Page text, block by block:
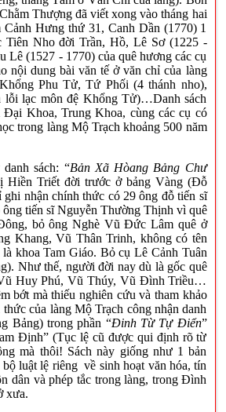
Thượng đã viết xong vào tháng hai
Cảnh Hưng thứ 31, Canh Dần (1770) 1
Tiên Nho đời Trần, Hồ, Lê Sơ (1225 -
Lê (1527 - 1770) của quê hương các cụ
nội dung bài văn tế ở văn chỉ của làng
Phu Tử, Tứ Phối (4 thánh nho),
lỗi lạc môn đệ Khổng Tử)…Danh sách
Đại Khoa, Trung Khoa, cùng các cụ có
trong làng Mộ Trạch khoảng 500 năm
sách: “Bản Xã Hòang Bảng Chư
Hiền Triết đời trước ở bảng Vàng (Đỗ
ghi nhận chính thức có 29 ông đỗ tiến sĩ
ông tiến sĩ Nguyễn Thường Thịnh vì quê
bỏ ông Nghè Vũ Đức Lâm quê ở
Khang, Vũ Thân Trinh, không có tên
khoa Tam Giáo. Bỏ cụ Lê Cảnh Tuân
Như thế, người đời nay dù là gốc quê
Huy Phú, Vũ Thúy, Vũ Đình Triều…
bớt mà thiếu nghiên cứu và tham khảo
của làng Mộ Trạch công nhận danh
Bảng) trong phần “Đinh Từ Tự Điển”
Định” (Tục lệ cũ được qui định rõ từ
mà thôi! Sách này giống như 1 bản
luật lệ riêng về sinh hoạt văn hóa, tín
dân và phép tắc trong làng, trong Đình
xưa.